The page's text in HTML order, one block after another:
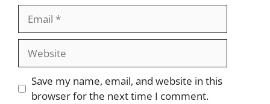
Website
Save my name, email, and website in this
browser for the next time I comment.